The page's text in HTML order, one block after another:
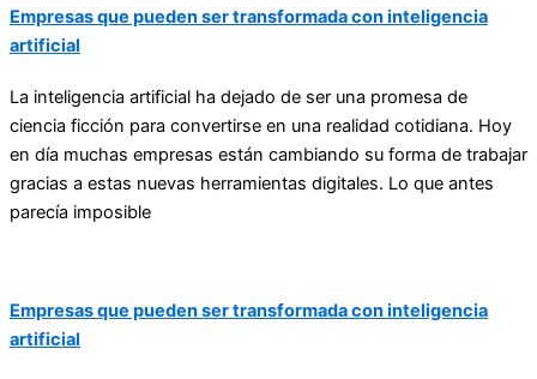
Empresas que pueden ser transformada con inteligencia
artificial
La inteligencia artificial ha dejado de ser una promesa de
ciencia ficción para convertirse en una realidad cotidiana. Hoy
en día muchas empresas están cambiando su forma de trabajar
gracias a estas nuevas herramientas digitales. Lo que antes
parecía imposible
Empresas que pueden ser transformada con inteligencia
artificial